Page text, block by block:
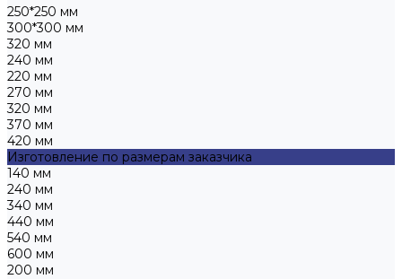
250*250 мм
300*300 мм
320 мм
240 мм
220 мм
270 мм
320 мм
370 мм
420 мм
Изготовление по размерам заказчика
140 мм
240 мм
340 мм
440 мм
540 мм
600 мм
200 мм